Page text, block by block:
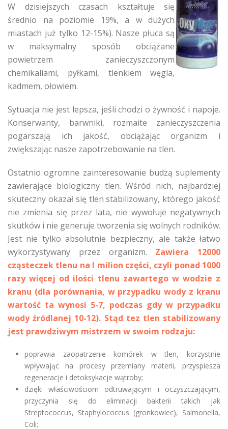
W dzisiejszych czasach kształtuje się
średnio na poziomie 19%, a w dużych
miastach już tylko 12-15%). Nasze płuca są
w maksymalny sposób obciążane
powietrzem zanieczyszczonym
chemikaliami, pyłkami, tlenkiem węgla,
kadmem, ołowiem.
Sytuacja nie jest lepsza, jeśli chodzi o żywność i napoje.
Konserwanty, barwniki, rozmaite zanieczyszczenia
pogarszają ich jakość, obciążając organizm i
zwiększając nasze zapotrzebowanie na tlen.
Ostatnio ogromne zainteresowanie budzą suplementy
zawierające biologiczny tlen. Wśród nich, najbardziej
skuteczny okazał się tlen stabilizowany, którego jakość
nie zmienia się przez lata, nie wywołuje negatywnych
skutków i nie generuje tworzenia się wolnych rodników.
Jest nie tylko absolutnie bezpieczny, ale także łatwo
wykorzystywany przez organizm. Zawiera 12000
cząsteczek tlenu na l milion części, czyli ponad 1000
razy więcej od ilości tlenu zawartego w wodzie z
kranu (dla porównania, w przypadku wody z kranu
wartość ta wynosi 5-7, podczas gdy w przypadku
wody źródlanej 10-12). Stąd tez tlen stabilizowany
jest prawdziwym mistrzem w swoim rodzaju:
poprawia zaopatrzenie komórek w tlen, korzystnie
wpływając na procesy przemiany materii, przyspiesza
regeneracje i detoksykacje wątroby;
dzięki właściwościom odtruwającym i oczyszczającym,
przyczynia się do eliminacji bakterii takich jak
Streptococcus, Staphylococcus (gronkowiec), Salmonella,
Coli;